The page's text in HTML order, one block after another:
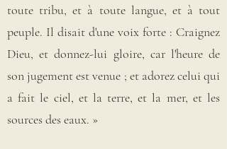
toute tribu, et à toute langue, et à tout
peuple. Il disait d'une voix forte : Craignez
Dieu, et donnez-lui gloire, car l'heure de
son jugement est venue ; et adorez celui qui
a fait le ciel, et la terre, et la mer, et les
sources des eaux. »